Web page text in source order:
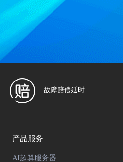
故障赔偿延时
产品服务
AI超算服务器